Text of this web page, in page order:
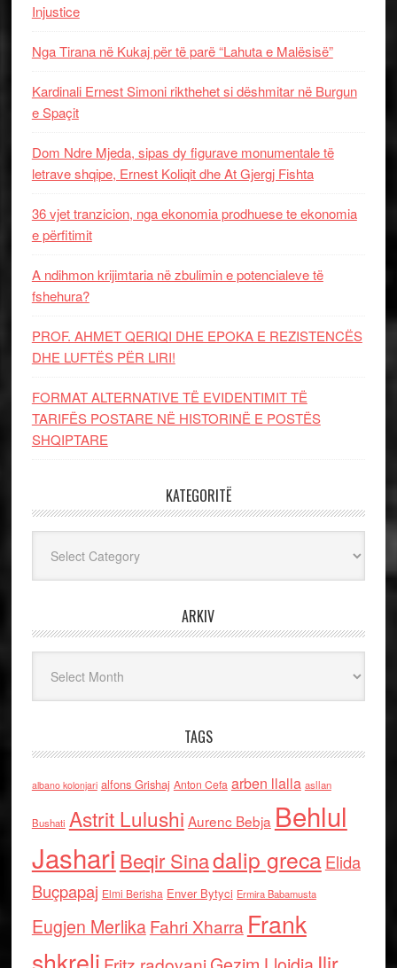
Injustice
Nga Tirana në Kukaj për të parë “Lahuta e Malësisë”
Kardinali Ernest Simoni rikthehet si dëshmitar në Burgun
e Spaçit
Dom Ndre Mjeda, sipas dy figurave monumentale të
letrave shqipe, Ernest Koliqit dhe At Gjergj Fishta
36 vjet tranzicion, nga ekonomia prodhuese te ekonomia
e përfitimit
A ndihmon krijimtaria në zbulimin e potencialeve të
fshehura?
PROF. AHMET QERIQI DHE EPOKA E REZISTENCЁS
DHE LUFTЁS PЁR LIRI!
FORMAT ALTERNATIVE TË EVIDENTIMIT TË
TARIFËS POSTARE NË HISTORINË E POSTËS
SHQIPTARE
KATEGORITË
ARKIV
TAGS
albano kolonjari alfons Grishaj Anton Cefa arben llalla asllan
Bushati Astrit Lulushi Aurenc Bebja Behlul
Jashari Beqir Sinadalip grecaElida
Buçpapaj Elmi Berisha Enver Bytyci Ermira Babamusta
Eugjen MerlikaFahri Xharra Frank